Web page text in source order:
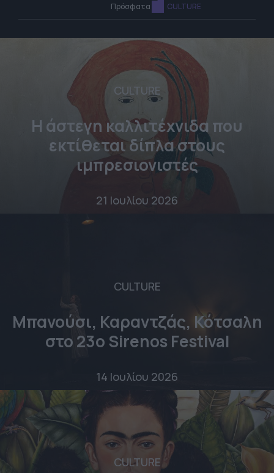
Πρόσφατα CULTURE
CULTURE
Η άστεγη καλλιτέχνιδα που
εκτίθεται δίπλα στους
ιμπρεσιονιστές
21 Ιουλίου 2026
CULTURE
Μπανούσι, Καραντζάς, Κότσαλη
στο 23o Sirenos Festival
14 Ιουλίου 2026
CULTURE